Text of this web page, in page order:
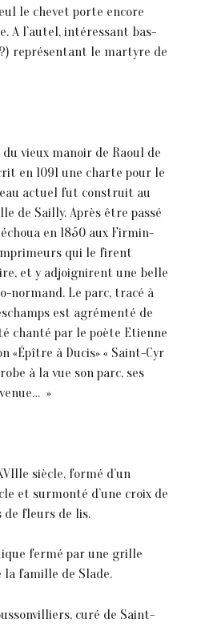
le chevet porte encore
A l’autel, intéressant bas-
représentant le martyre de
vieux manoir de Raoul de
en 1091 une charte pour le
actuel fut construit au
de Sailly. Après être passé
en 1850 aux Firmin-
qui le firent
et y adjoignirent une belle
normand. Le parc, tracé à
est agrémenté de
chanté par le poète Etienne
«Épître à Ducis» « Saint-Cyr
à la vue son parc, ses
»
siècle, formé d’un
et surmonté d’une croix de
de fleurs de lis.
fermé par une grille
famille de Slade.
curé de Saint-